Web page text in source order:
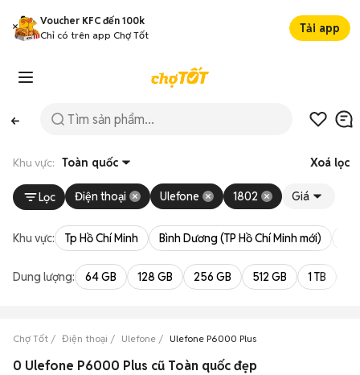
Voucher KFC đến 100k
Chỉ có trên app Chợ Tốt
Tải app
Khu vực: Toàn quốc Xoá lọc
Lọc Điện thoại Ulefone 1802 Giá
Khu vực: Tp Hồ Chí Minh Bình Dương (TP Hồ Chí Minh mới)
Dung lượng: 64 GB 128 GB 256 GB 512 GB 1 TB
Chợ Tốt Điện thoại Ulefone Ulefone P6000 Plus
0 Ulefone P6000 Plus cũ Toàn quốc đẹp